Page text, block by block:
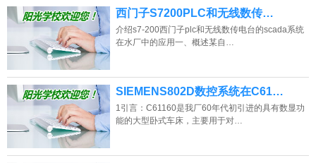
西门子S7200PLC和无线数传…
介绍s7-200西门子plc和无线数传电台的scada系统
在水厂中的应用一、概述某自…
SIEMENS802D数控系统在C61…
1引言：C61160是我厂60年代初引进的具有数显功
能的大型卧式车床，主要用于对…